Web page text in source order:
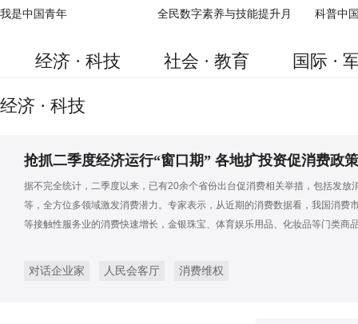
我是中国青年
全民数字素养与技能提升月 科普中
经济 · 科技 社会 · 教育 国际 ·
经济 · 科技
抢抓二季度经济运行“窗口期” 各地扩投资促消费政
据不完全统计，二季度以来，已有20余个省份出台促消费相关举措，包括发放
等，全方位多领域激发消费潜力。专家表示，从近期的消费数据看，我国消费
等接触性服务业的消费快速增长，金银珠宝、体育娱乐用品、化妆品等门类商
对话企业家 人民会客厅 消费维权